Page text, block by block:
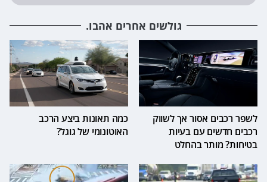
גולשים אחרים אהבו.
לשפר רכבים אסור אך לשווק
רכבים חדשים עם בעיות
בטיחות? מותר בהחלט
כמה תאונות ביצע הרכב
האוטונומי של גוגל?